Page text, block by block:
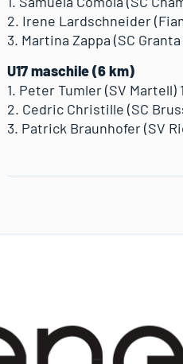
2. Irene Lardschneider
3. Martina Zappa (SC Granta
U17 maschile (6 km)
1. Peter Tumler (SV Martell)
2. Cedric Christille (SC
3. Patrick Braunhofer (SV